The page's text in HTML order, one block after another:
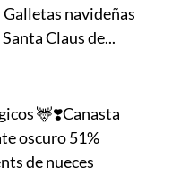
navideñas
Claus de...
🦌❣️Canasta
oscuro 51%
de nueces